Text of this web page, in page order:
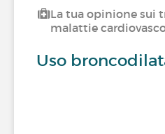
La tua opinione sui
malattie
Uso